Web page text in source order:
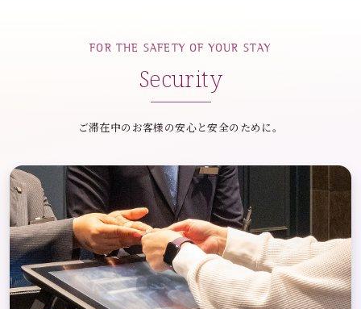
FOR THE SAFETY OF YOUR STAY
Security
ご滞在中のお客様の安心と安全のために。